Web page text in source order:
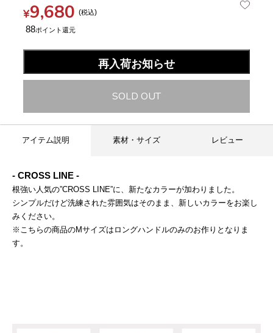
¥9,680 税込
88
再入荷お知らせ
SOLD OUT
アイテム説明 素材・サイズ レビュー
- CROSS LINE -
根強い人気の”CROSS LINE”に、新たなカラーが加わりました。
シンプルだけど洗練された雰囲気はそのまま、新しいカラーをお楽し
みください。
※こちらの商品のMサイズはロングハンドルのみのお作りとなりま
す。